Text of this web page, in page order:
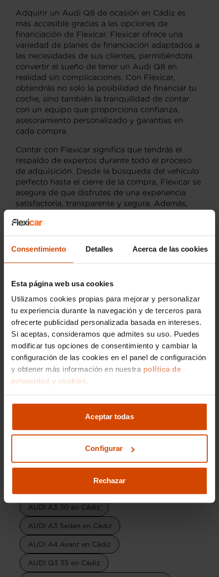
Consentimiento Detalles Acerca de las cookies
Esta página web usa cookies
Utilizamos cookies propias para mejorar y personalizar
tu experiencia durante la navegación y de terceros para
ofrecerte publicidad personalizada basada en intereses.
Si aceptas, consideramos que admites su uso. Puedes
modificar tus opciones de consentimiento y cambiar la
configuración de las cookies en el panel de configuración
y obtener más información en nuestra política de
privacidad y cookies.
Aceptar todas
Configurar
Rechazar
Adquirir un Audi Q8 de ocasión en Cádiz es
más accesible gracias a las opciones de
financiación de Flexicar. Flexicar ofrece una
variedad de planes de financiación adaptados a
las necesidades de sus clientes, permitiéndote
convertir el sueño de tener un Audi Q8 en
realidad sin complicaciones. Con Flexicar,
obtendrás no solo la posibilidad de financiar tu
coche, sino también la tranquilidad de contar
con un equipo que proporciona confianza,
asesoramiento personalizado y garantías en
cada compra.
Contar con Flexicar significa que tendrás el
respaldo de expertos durante todo el proceso
de adquisición. Desde la búsqueda del vehículo
perfecto hasta el cierre de la compra, Flexicar se
asegura de que disfrutes de una experiencia
satisfactoria, transparente y segura. Además,
garantizan que el coche de tus sueños no solo
sea un lujo asequible, sino también una compra
inteligente y confiable.
Modelos por provincia
AUDI A1 en Cádiz AUDI A3 en Cádiz
AUDI A4 en Cádiz AUDI A5 en Cádiz
AUDI Q3 en Cádiz
AUDI Q3 Sportback en Cádiz
AUDI Q2 en Cádiz AUDI Q5 en Cádiz
AUDI Q7 en Cádiz
AUDI A1 Sportback en Cádiz
AUDI A1 Citycarver en Cádiz
AUDI A3 Sportback en Cádiz
AUDI A3 30 en Cádiz
AUDI A3 Sedan en Cádiz
AUDI A4 Avant en Cádiz
AUDI Q3 35 en Cádiz